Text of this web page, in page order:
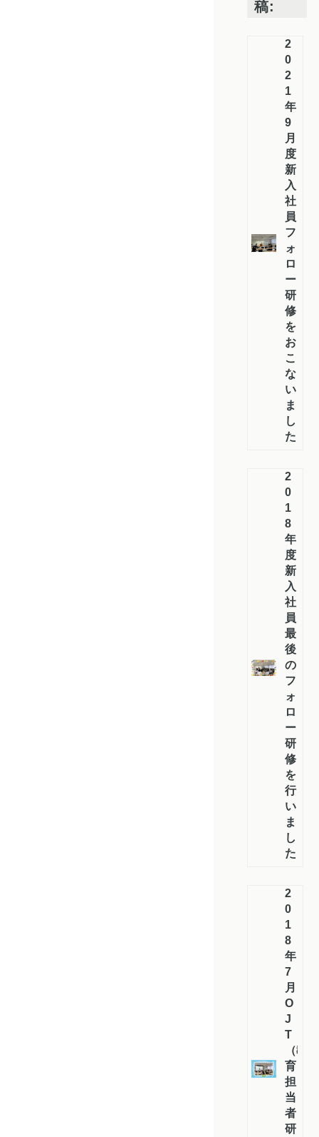
稿:
2
0
2
1
年
9
月
度
新
入
社
員
フ
ォ
ロ
ー
研
修
を
お
こ
な
い
ま
し
た
2
0
1
8
年
度
新
入
社
員
最
後
の
フ
ォ
ロ
ー
研
修
を
行
い
ま
し
た
2
0
1
8
年
7
月
O
J
T
（教
育
担
当
者）
研